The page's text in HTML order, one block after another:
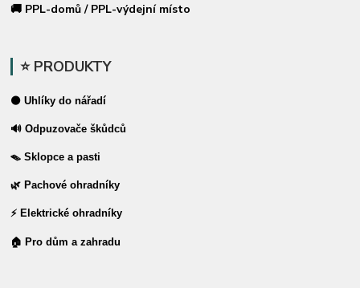
🚚 PPL-domů / PPL-výdejní místo
⭐ PRODUKTY
⚫ Uhlíky do nářadí
🔊 Odpuzovače škůdců
🪤 Sklopce a pasti
🌿 Pachové ohradníky
⚡ Elektrické ohradníky
🏠 Pro dům a zahradu